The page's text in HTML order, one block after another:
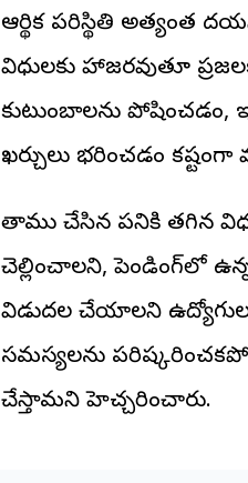
ఆర్థిక పరిస్థితి అత్యంత
విధులకు హాజరవుతూ
కుటుంబాలను పోషించడం,
ఖర్చులు భరించడం
తాము చేసిన పనికి తగిన
చెల్లించాలని, పెండింగ్‌లో
విడుదల చేయాలని
సమస్యలను
చేస్తామని హెచ్చరించారు.